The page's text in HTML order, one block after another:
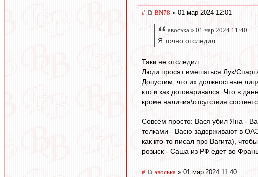
# BN78 » 01 мар 2024 12:01
авоська » 01 мар 2024 11:40
Я точно отследил
Таки не отследил.
Люди просят вмешаться Лук/
Допустим, что их должностные
кто и как договаривался. Что в
кроме наличия\отсутствия
Совсем просто: Вася убил Яна -
телками - Васю задерживают в
как кто-то писал про Вагита),
розыск - Саша из РФ едет во
# авоська » 01 мар 2024 11:40